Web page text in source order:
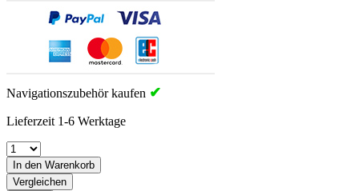
Navigationszubehör kaufen ✔
Lieferzeit 1-6 Werktage
In den Warenkorb
Vergleichen